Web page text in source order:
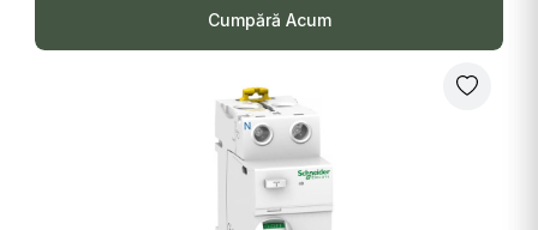
Cumpără Acum